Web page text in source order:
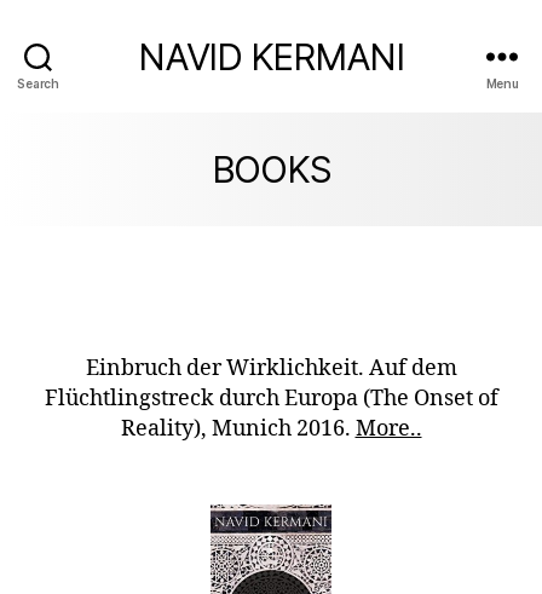
Search
NAVID KERMANI
Menu
BOOKS
Einbruch der Wirklichkeit. Auf dem
Flüchtlingstreck durch Europa (The Onset of
Reality), Munich 2016. More..